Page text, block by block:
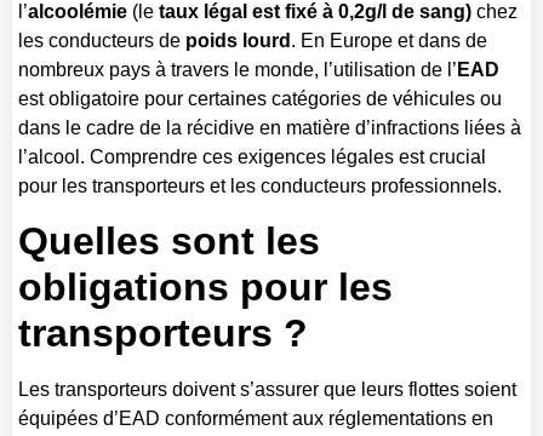
l’alcoolémie (le taux légal est fixé à 0,2g/l de sang) chez
les conducteurs de poids lourd . En Europe et dans de
nombreux pays à travers le monde, l’utilisation de l’ EAD
est obligatoire pour certaines catégories de véhicules ou
dans le cadre de la récidive en matière d’infractions liées à
l’alcool. Comprendre ces exigences légales est crucial
pour les transporteurs et les conducteurs professionnels.
Quelles sont les
obligations pour les
transporteurs ?
Les transporteurs doivent s’assurer que leurs flottes soient
équipées d’EAD conformément aux réglementations en